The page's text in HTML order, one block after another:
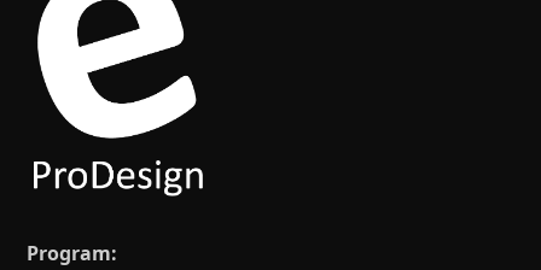
Program: